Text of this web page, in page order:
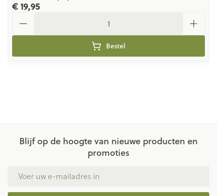
€ 19,95
Bestel
Blijf op de hoogte van nieuwe producten en
promoties